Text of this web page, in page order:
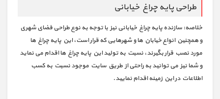
طراحی پایه چراغ خیابانی
خلاصه: سازنده پایه چراغ خیابانی نیز با توجه به نوع طراحی فضای شهری
و همچنین انواع خیابان ها و شهرهایی که قرار است، این پایه چراغ ها
مورد نصب قرار بگیرند، نسبت به تولید این پایه چراغ ها اقدام می نماید
و شما نیز می توانید به راحتی از طریق سایت موجود نسبت به کسب
اطلاعات در این زمینه اقدام نمایید.